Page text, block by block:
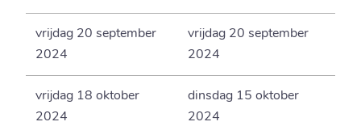
vrijdag 20 september
2024
vrijdag 20 september
2024
vrijdag 18 oktober
2024
dinsdag 15 oktober
2024